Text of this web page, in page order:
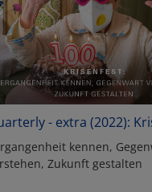
- extra (2022):
kennen,
Zukunft gestalten